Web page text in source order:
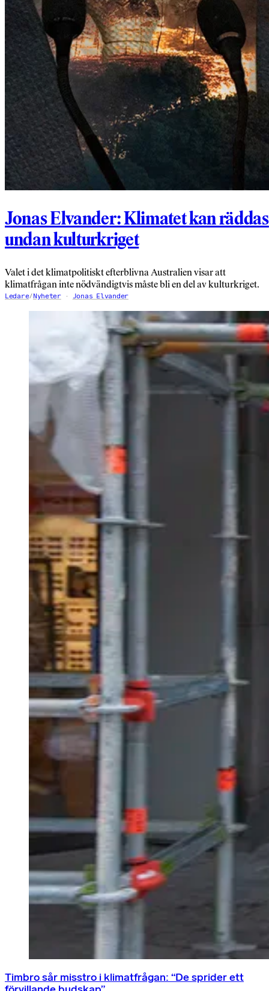
Jonas Elvander: Klimatet kan räddas
undan kulturkriget
Valet i det klimatpolitiskt efterblivna Australien visar att
klimatfrågan inte nödvändigtvis måste bli en del av kulturkriget.
Ledare/Nyheter Jonas Elvander
Timbro sår misstro i klimatfrågan: “De sprider ett